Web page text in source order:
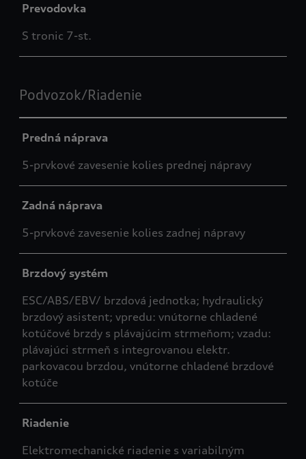
Prevodovka
S tronic 7-st.
Podvozok/Riadenie
Predná náprava
5-prvkové zavesenie kolies prednej nápravy
Zadná náprava
5-prvkové zavesenie kolies zadnej nápravy
Brzdový systém
ESC/ABS/EBV/ brzdová jednotka; hydraulický
brzdový asistent; vpredu: vnútorne chladené
kotúčové brzdy s plávajúcim strmeňom; vzadu:
plávajúci strmeň s integrovanou elektr.
parkovacou brzdou, vnútorne chladené brzdové
kotúče
Riadenie
Elektromechanické riadenie s variabilným